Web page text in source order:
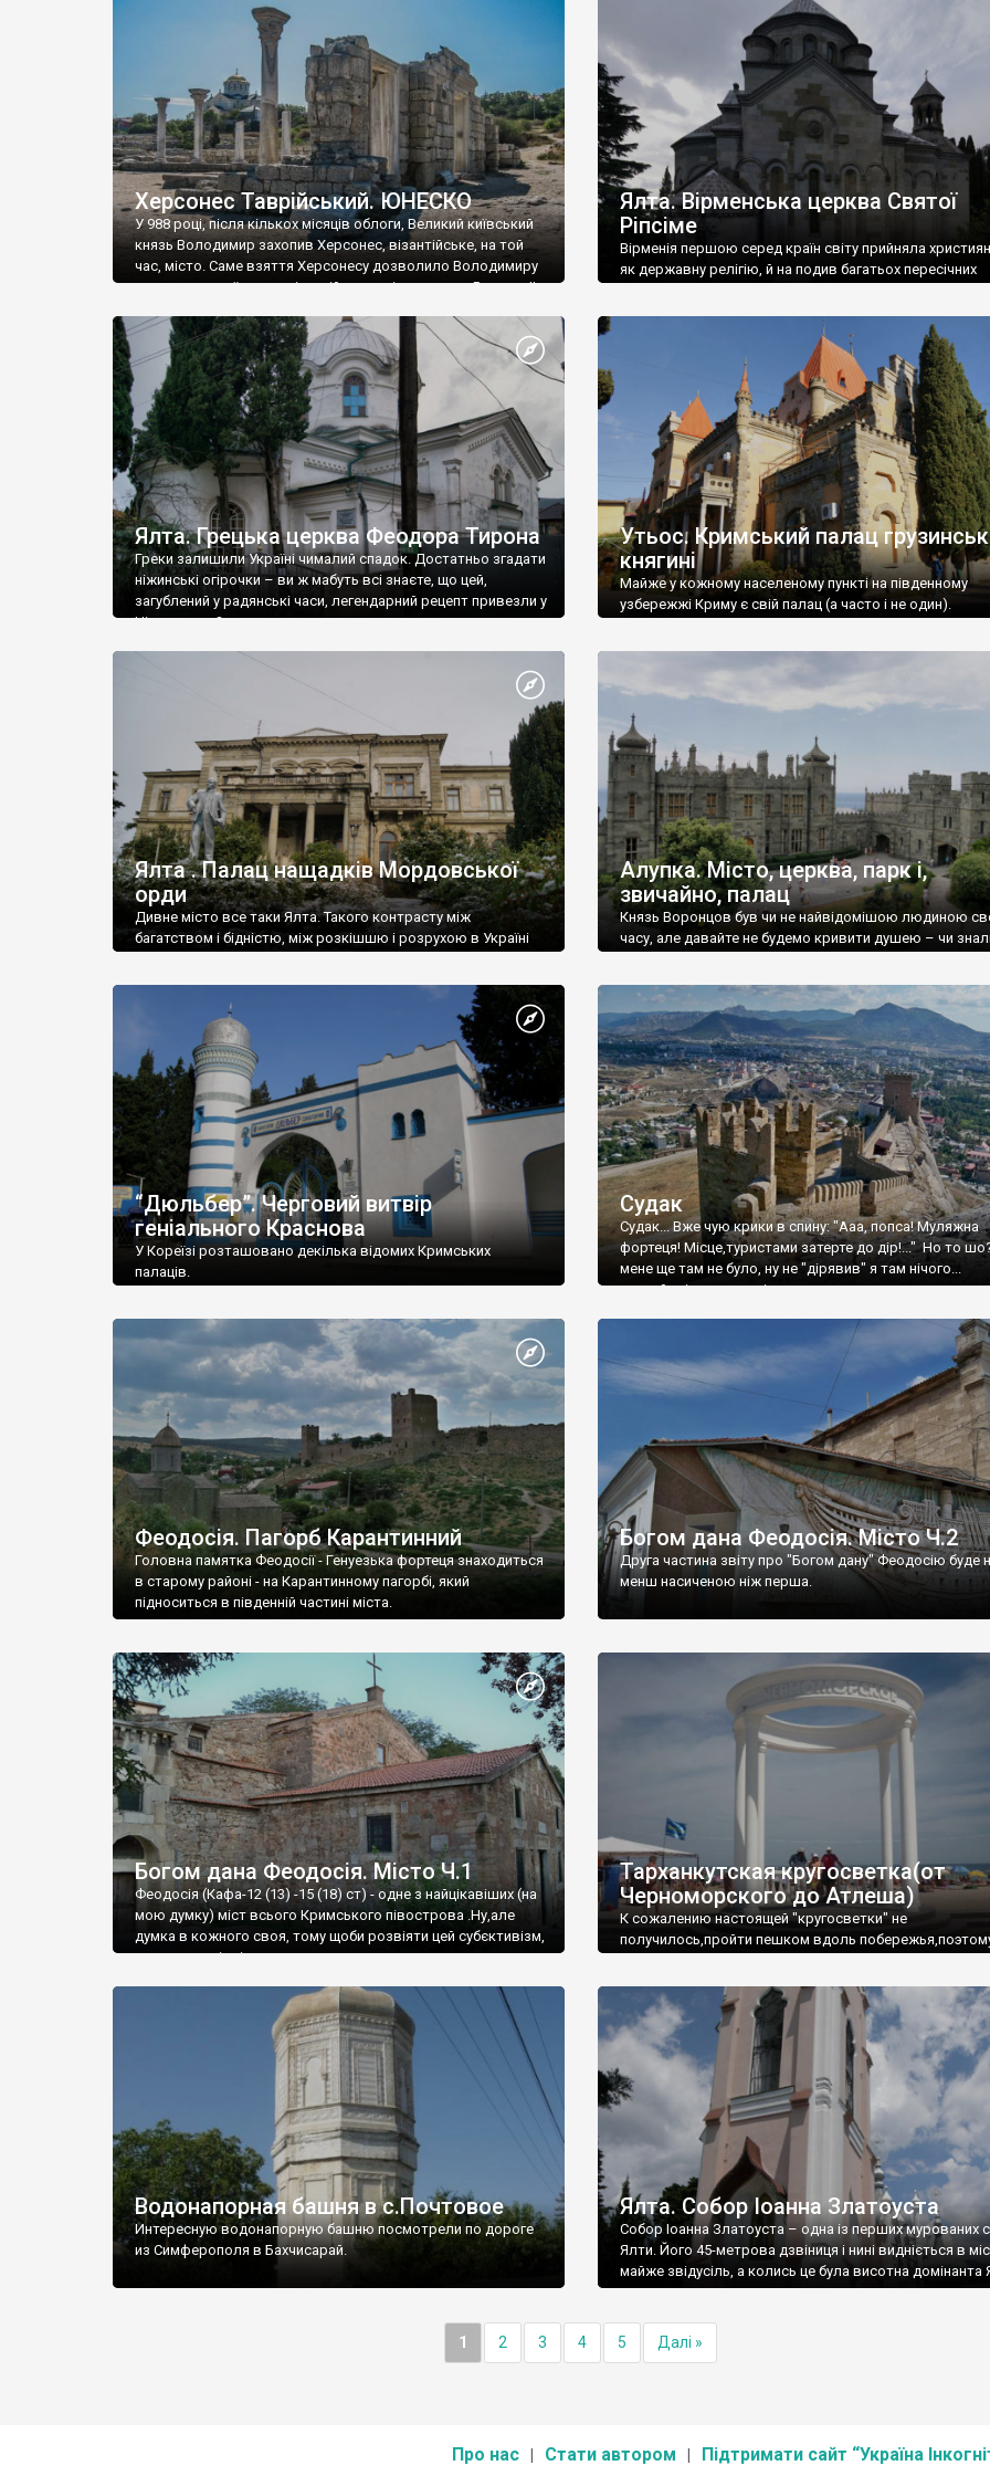
візантійської доби. Раритети викрадені з фондів об’єкту
культурної спадщини ЮНЕСКО «Херсонеса Таврійського».
Офіційно – на виставку «Золото Візантії», але експерти та
влада в Україні вважають це лише […]
називаються «повстяками» (postaki)…” “Вино. Крим
виробляє відмінне вино і його вдосталь: воно все
легке біле і дуже […]
Херсонес Таврійський. ЮНЕСКО
У 988 році, після кількох місяців облоги, Великий київський
князь Володимир захопив Херсонес, візантійське, на той
час, місто. Саме взяття Херсонесу дозволило Володимиру
диктувати свої умови візантійському імператору Василю ІІ,
Херсонесі Володимир-язичник, став Василем-
християнином. А потім було Хрещення Русі. На честь
Херсонесу Таврійського названо місто […]
Ялта. Вірменська церква Святої
Ріпсіме
Вірменія першою серед країн світу прийняла
як державну релігію, й на подив багатьох пересічних
Ялта. Грецька церква Феодора Тирона
Греки залишили Україні чималий спадок. Достатньо згадати
ніжинські огірочки – ви ж мабуть всі знаєте, що цей,
загублений у радянські часи, легендарний рецепт привезли у
Ніжин греки?
Утьос. Кримський палац
княгині
Майже у кожному населеному пункті на південному
узбережжі Криму є свій палац (а часто і не один).
Ялта . Палац нащадків Мордовської
орди
Дивне місто все таки Ялта. Такого контрасту між
багатством і бідністю, між розкішшю і розрухою в Україні
Алупка. Місто, церква, парк і,
звичайно, палац
Князь Воронцов був чи не найвідомішою людиною
часу, але давайте не будемо кривити душею – чи
“Дюльбер”. Черговий витвір
геніального Краснова
У Кореїзі розташовано декілька відомих Кримських
палаців.
Судак
Судак... Вже чую крики в спину: "Ааа, попса! Муляжна
фортеця! Місце,туристами затерте до дір!..." Но то
мене ще там не було, ну не "дірявив" я там нічого...
принаймні до цього літа.
Феодосія. Пагорб Карантинний
Головна памятка Феодосії - Генуезька фортеця знаходиться
в старому районі - на Карантинному пагорбі, який
підноситься в південній частині міста.
Богом дана Феодосія. Місто Ч.2
Друга частина звіту про "Богом дану" Феодосію буде
менш насиченою ніж перша.
Богом дана Феодосія. Місто Ч.1
Феодосія (Кафа-12 (13) -15 (18) ст) - одне з найцікавіших (на
мою думку) міст всього Кримського півострова .Ну,але
думка в кожного своя, тому щоби розвіяти цей субєктивізм,
запрошую відвідати це
Тарханкутская кругосветка(от
Черноморского до Атлеша)
К сожалению настоящей "кругосветки" не
получилось,пройти пешком вдоль
Водонапорная башня в с.Почтовое
Интересную водонапорную башню посмотрели по дороге
из Симферополя в Бахчисарай.
Ялта. Собор Іоанна Златоуста
Собор Іоанна Златоуста – одна із перших мурованих
Ялти. Його 45-метрова дзвіниця і нині видніється в
майже звідусіль, а колись це була висотна домінанта
1 2 3 4 5 Далі »
Про нас Стати автором Підтримати сайт “Україна